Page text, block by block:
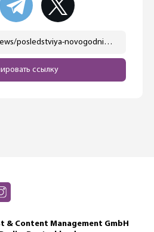
https://ostwest.tv/news/posledstviya-novogodnih-besporyadkov-v-berline/
ссылку
& Content Management GmbH